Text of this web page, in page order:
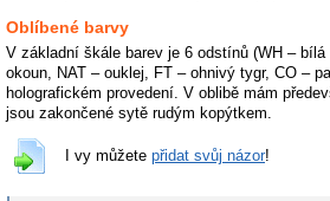
Oblíbené barvy
V základní škále barev je 6 odstínů (WH –
okoun, NAT – ouklej, FT – ohnivý tygr, CO –
holografickém provedení. V oblibě mám
jsou zakončené sytě rudým kopýtkem.
I vy můžete přidat svůj názor!